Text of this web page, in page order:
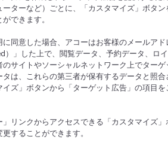
ターなど）ごとに、「カスタマイズ」ボタン
できます。
同意した場合、アコーはお客様のメールアド
）」した上で、閲覧データ、予約データ、ロ
サイトやソーシャルネットワーク上でター
は、これらの第三者が保有するデータと照合
ズ」ボタンから「ターゲット広告」の項目を
リンクからアクセスできる「カスタマイズ」
することができます。